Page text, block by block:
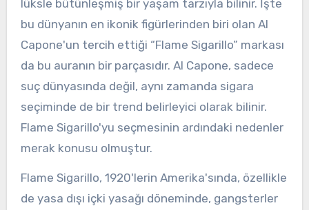
lüksle bütünleşmiş bir yaşam tarzıyla bilinir. İşte
bu dünyanın en ikonik figürlerinden biri olan Al
Capone'un tercih ettiği “Flame Sigarillo” markası
da bu auranın bir parçasıdır. Al Capone, sadece
suç dünyasında değil, aynı zamanda sigara
seçiminde de bir trend belirleyici olarak bilinir.
Flame Sigarillo'yu seçmesinin ardındaki nedenler
merak konusu olmuştur.
Flame Sigarillo, 1920'lerin Amerika'sında, özellikle
de yasa dışı içki yasağı döneminde, gangsterler